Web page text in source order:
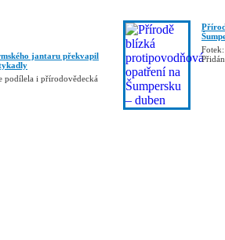
jantaru překvapil
podílela i přírodovědecká